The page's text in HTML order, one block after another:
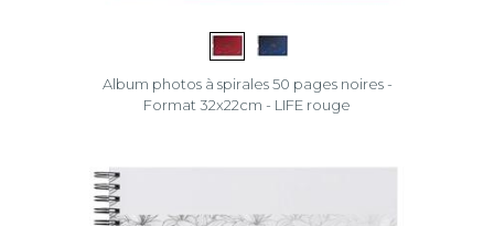
Album photos à spirales 50 pages noires -
Format 32x22cm - LIFE rouge